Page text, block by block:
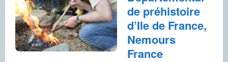
de préhistoire
d’Ile de France,
Nemours
France